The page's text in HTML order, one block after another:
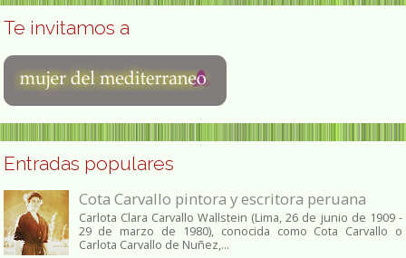
Te invitamos a
Entradas populares
Cota Carvallo pintora y escritora peruana
Carlota Clara Carvallo Wallstein (Lima, 26 de junio de 1909 -
29 de marzo de 1980), conocida como Cota Carvallo o
Carlota Carvallo de Nuñez,...